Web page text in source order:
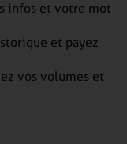
infos et votre mot
et payez
vos volumes et